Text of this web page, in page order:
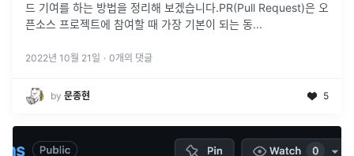
드 기여를 하는 방법을 정리해 보겠습니다.PR(Pull Request)은 오
픈소스 프로젝트에 참여할 때 가장 기본이 되는 동...
2022년 10월 21일 · 0개의 댓글
by 문종현 5